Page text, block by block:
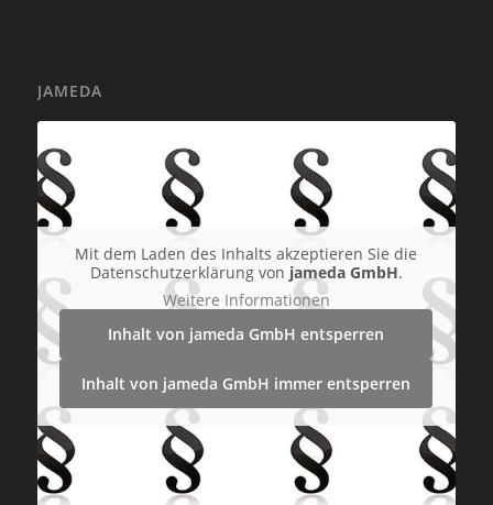
JAMEDA
Mit dem Laden des Inhalts akzeptieren Sie die
Datenschutzerklärung von jameda GmbH.
Weitere Informationen
Inhalt von jameda GmbH entsperren
Inhalt von jameda GmbH immer entsperren